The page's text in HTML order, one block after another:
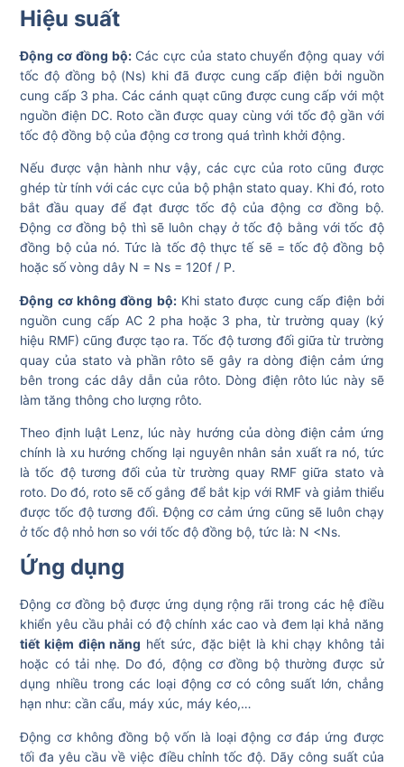
Hiệu suất
Động cơ đồng bộ:Các cực của stato chuyển động quay với
tốc độ đồng bộ (Ns) khi đã được cung cấp điện bởi nguồn
cung cấp 3 pha. Các cánh quạt cũng được cung cấp với một
nguồn điện DC. Roto cần được quay cùng với tốc độ gần với
tốc độ đồng bộ của động cơ trong quá trình khởi động.
Nếu được vận hành như vậy, các cực của roto cũng được
ghép từ tính với các cực của bộ phận stato quay. Khi đó, roto
bắt đầu quay để đạt được tốc độ của động cơ đồng bộ.
Động cơ đồng bộ thì sẽ luôn chạy ở tốc độ bằng với tốc độ
đồng bộ của nó. Tức là tốc độ thực tế sẽ = tốc độ đồng bộ
hoặc số vòng dây N = Ns = 120f / P.
Động cơ không đồng bộ:Khi stato được cung cấp điện bởi
nguồn cung cấp AC 2 pha hoặc 3 pha, từ trường quay (ký
hiệu RMF) cũng được tạo ra. Tốc độ tương đối giữa từ trường
quay của stato và phần rôto sẽ gây ra dòng điện cảm ứng
bên trong các dây dẫn của rôto. Dòng điện rôto lúc này sẽ
làm tăng thông cho lượng rôto.
Theo định luật Lenz, lúc này hướng của dòng điện cảm ứng
chính là xu hướng chống lại nguyên nhân sản xuất ra nó, tức
là tốc độ tương đối của từ trường quay RMF giữa stato và
roto. Do đó, roto sẽ cố gắng để bắt kịp với RMF và giảm thiểu
được tốc độ tương đối. Động cơ cảm ứng cũng sẽ luôn chạy
ở tốc độ nhỏ hơn so với tốc độ đồng bộ, tức là: N <Ns.
Ứng dụng
Động cơ đồng bộ được ứng dụng rộng rãi trong các hệ điều
khiển yêu cầu phải có độ chính xác cao và đem lại khả năng
tiết kiệm điện năng hết sức, đặc biệt là khi chạy không tải
hoặc có tải nhẹ. Do đó, động cơ đồng bộ thường được sử
dụng nhiều trong các loại động cơ có công suất lớn, chẳng
hạn như: cần cẩu, máy xúc, máy kéo,…
Động cơ không đồng bộ vốn là loại động cơ đáp ứng được
tối đa yêu cầu về việc điều chỉnh tốc độ. Dãy công suất của